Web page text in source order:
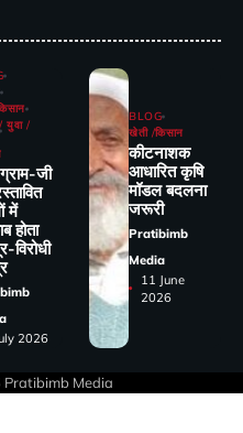
युवा /
जी
में
होता
विरोधी
2026
BLOG
खेती /किसान
कीटनाशक
आधारित कृषि
मॉडल बदलना
जरूरी
Pratibimb
Media
11 June
2026
Pratibimb Media